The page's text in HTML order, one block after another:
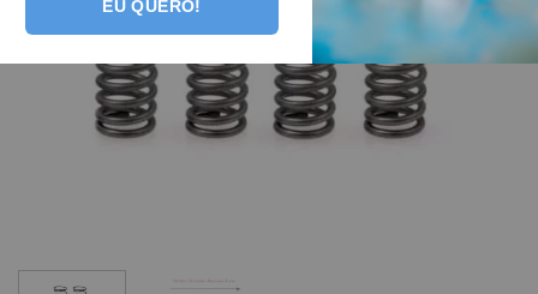
EU QUERO!